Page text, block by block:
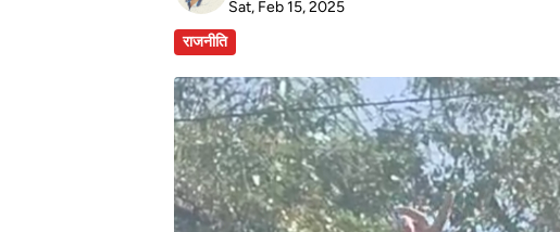
Sat, Feb 15, 2025
राजनीति